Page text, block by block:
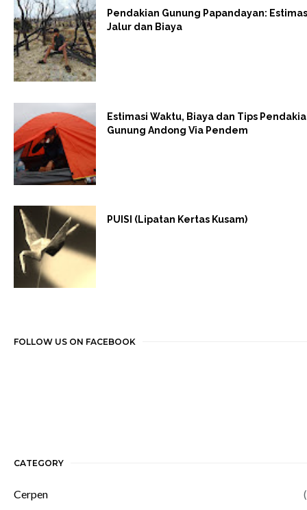
Pendakian Gunung Papandayan:
Jalur dan Biaya
Estimasi Waktu, Biaya dan Tips
Gunung Andong Via Pendem
PUISI (Lipatan Kertas Kusam)
FOLLOW US ON FACEBOOK
CATEGORY
Cerpen